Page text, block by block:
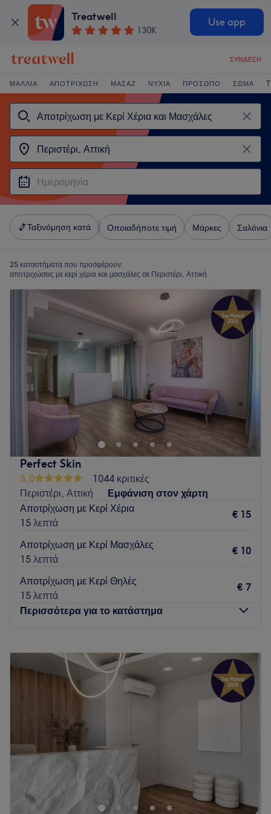
Treatwell
130K
Use app
ΣΎΝΔΕΣΗ
ΜΑΛΛΙΆ ΑΠΟΤΡΊΧΩΣΗ ΜΑΣΆΖ ΝΎΧΙΑ ΠΡΌΣΩΠΟ ΣΏΜΑ
Ταξινόμηση κατά Οποιαδήποτε τιμή Μάρκες Σαλόνια
25 καταστήματα που προσφέρουν:
αποτριχώσεις με κερί χέρια και μασχάλες σε Περιστέρι, Αττική
Perfect Skin
5,0
1044 κριτικές
Περιστέρι, Αττική
Εμφάνιση στον χάρτη
Αποτρίχωση με Κερί Χέρια
15 λεπτά
€ 15
Αποτρίχωση με Κερί Μασχάλες
15 λεπτά
€ 10
Αποτρίχωση με Κερί Θηλές
15 λεπτά
€ 7
Περισσότερα για το κατάστημα
10:00
20:00
Τετάρτη
21:00
–20:00
–
21:00
Σάββατο
Κυριακή
Το Perfect Skin στο Περιστέρι είναι ένας μοντέρνος και
φιλόξενος χώρος που εστιάζει στην περιποίηση του
προσώπου και του σώματος. Εκτός από μεμονωμένες
υπηρεσίες, προσφέρονται και συνδυαστικές θεραπείες για